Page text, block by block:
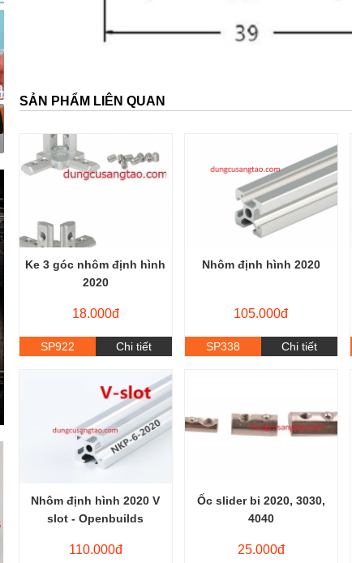
SẢN PHẨM LIÊN QUAN
Ke 3 góc nhôm định hình
2020
18.000đ
SP922 Chi tiết
Nhôm định hình 2020
105.000đ
SP338 Chi tiết
Nhôm định hình 2020 V
slot - Openbuilds
110.000đ
Ốc slider bi 2020, 3030,
4040
25.000đ